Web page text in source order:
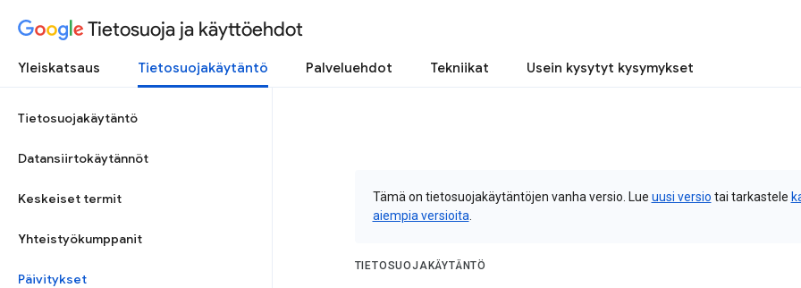
Tietosuoja ja käyttöehdot
Yleiskatsaus Tietosuojakäytäntö Palveluehdot Tekniikat Usein kysytyt kysymykset
Tietosuojakäytäntö
Datansiirtokäytännöt
Keskeiset termit
Yhteistyökumppanit
Päivitykset
Tämä on tietosuojakäytäntöjen vanha versio. Lue uusi versio tai tarkastele
aiempia versioita
TIETOSUOJAKÄYTÄNTÖ